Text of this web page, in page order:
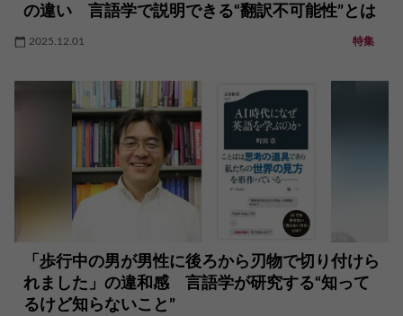
の違い 言語学で説明できる“翻訳不可能性”とは
2025.12.01 特集
「歩行中の男が男性に後ろから刃物で切り付けら
れました」の違和感 言語学が研究する“知って
るけど知らないこと”